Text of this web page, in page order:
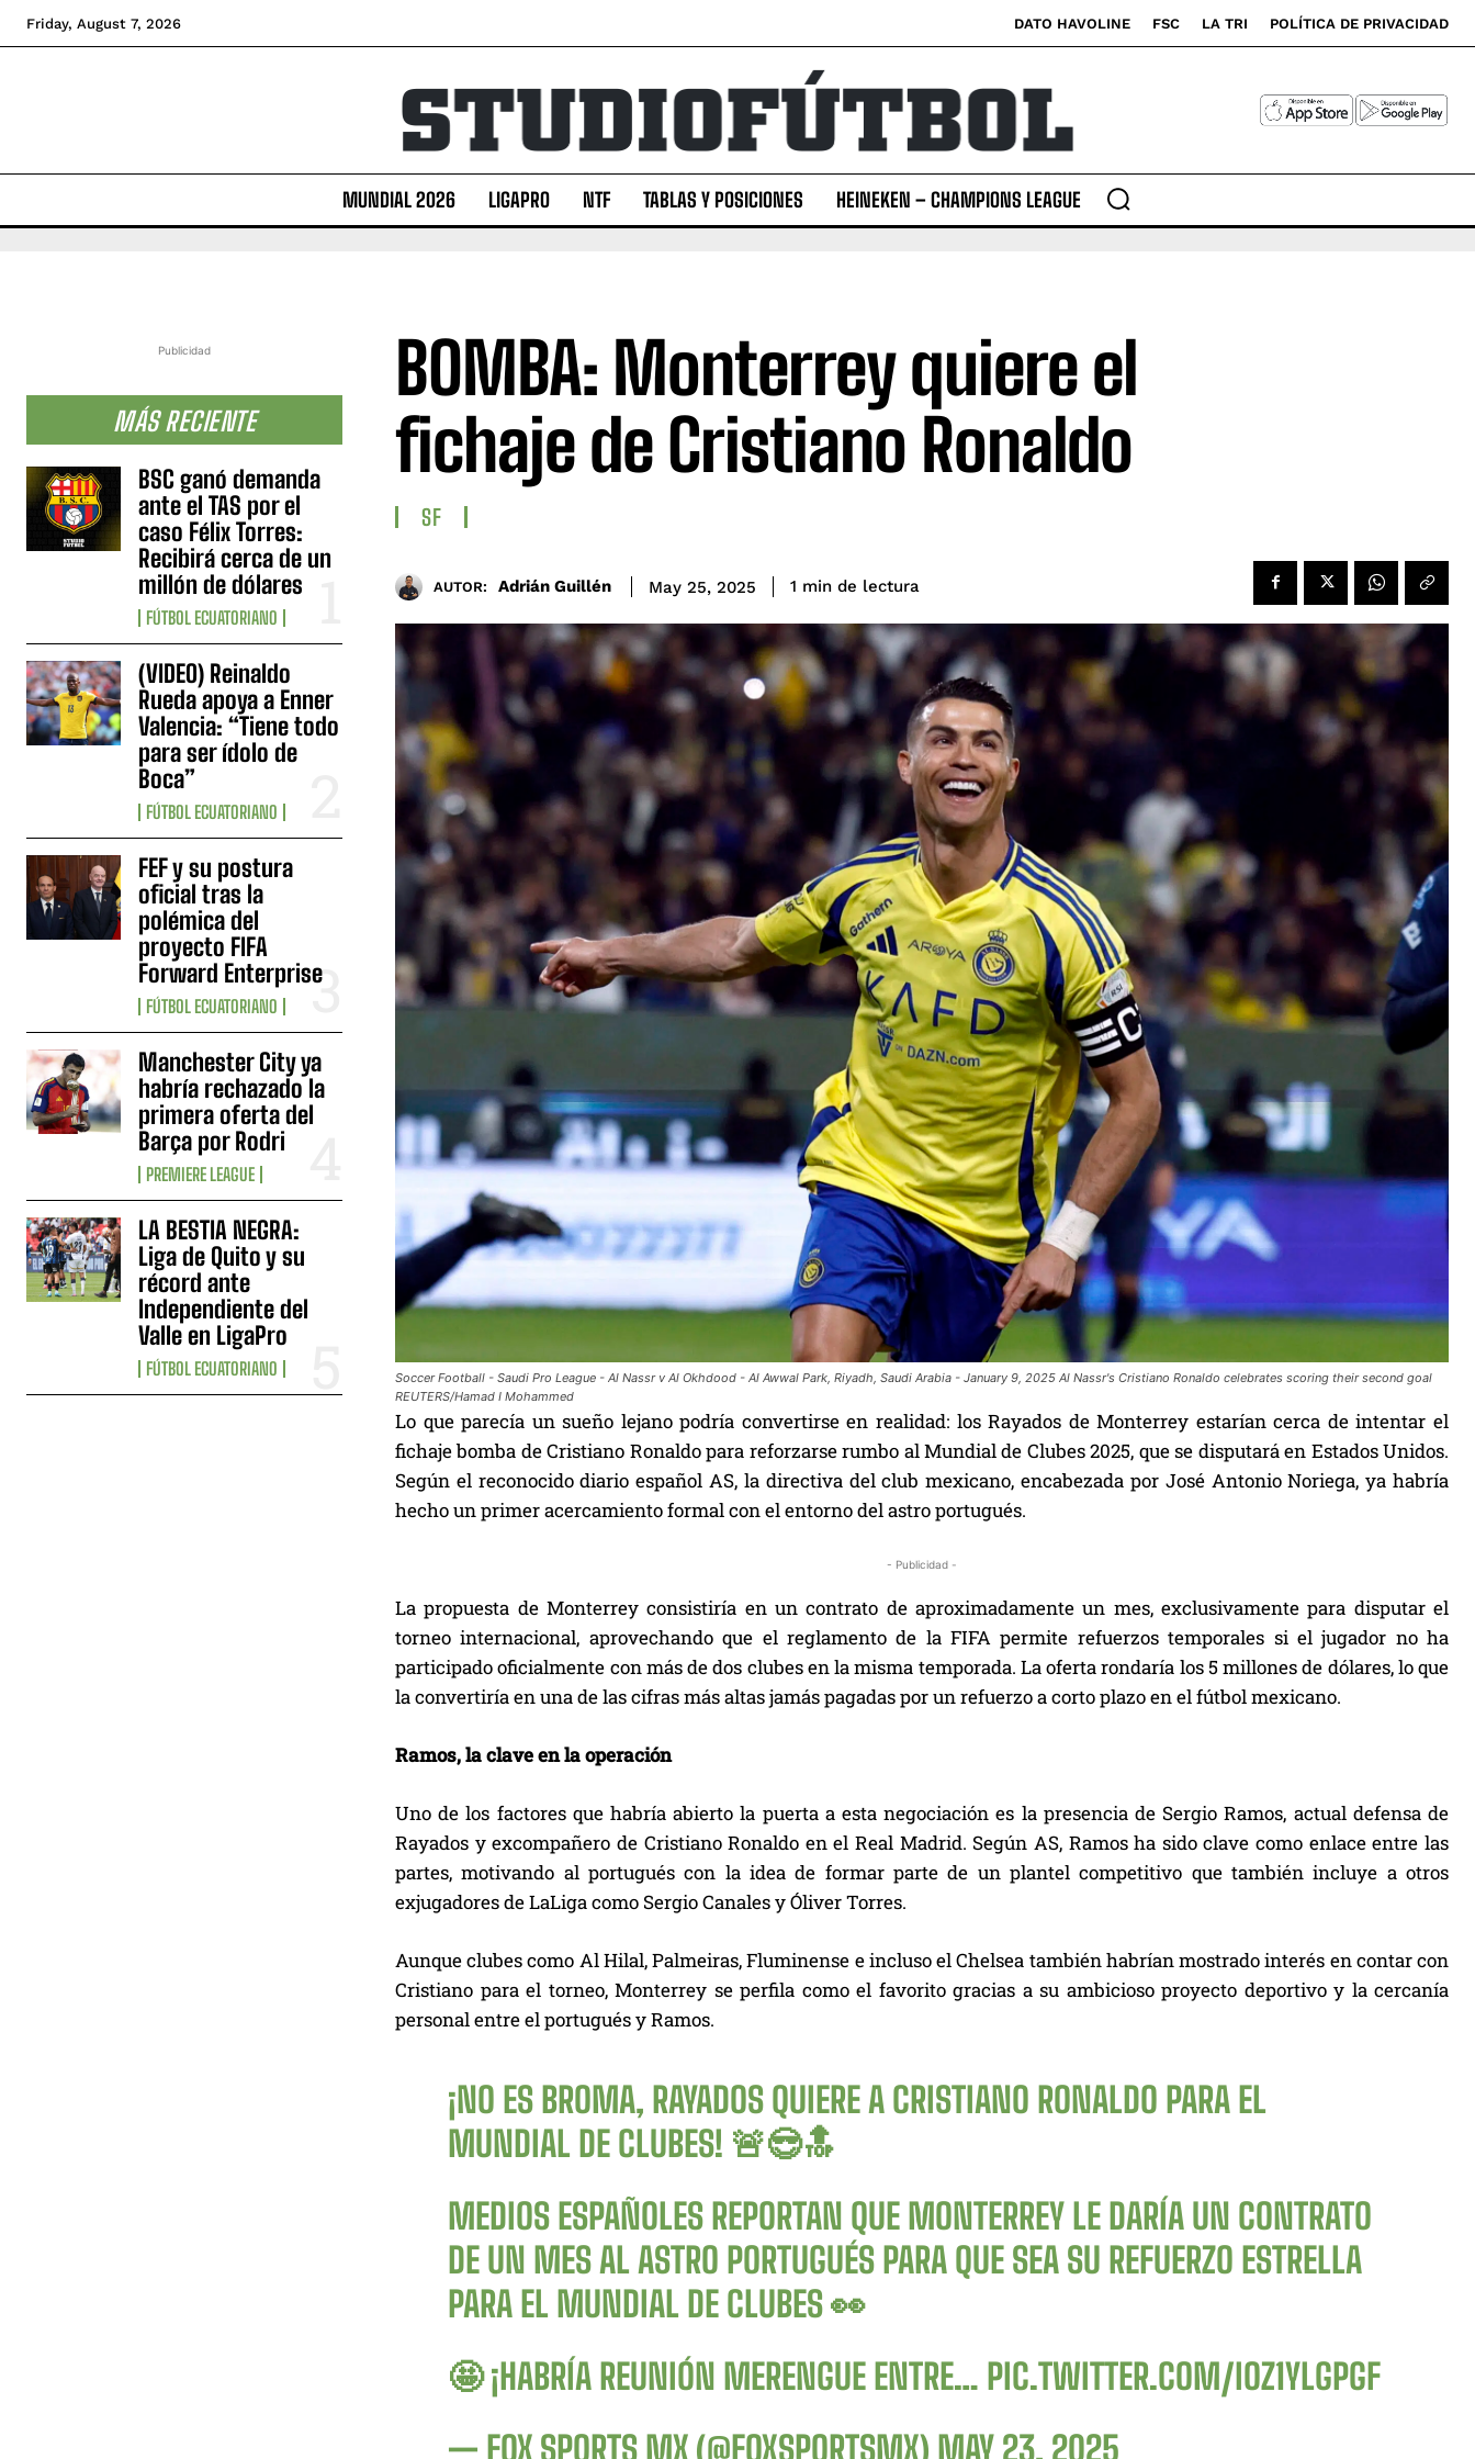
Friday, August 7, 2026 DATO HAVOLINE FSC LA TRI POLÍTICA DE PRIVACIDAD
MUNDIAL 2026 LIGAPRO NTF TABLAS Y POSICIONES HEINEKEN – CHAMPIONS LEAGUE
Publicidad
MÁS RECIENTE
BSC ganó demanda
ante el TAS por el
caso Félix Torres:
Recibirá cerca de un
millón de dólares
FÚTBOL ECUATORIANO
(VIDEO) Reinaldo
Rueda apoya a Enner
Valencia: “Tiene todo
para ser ídolo de
Boca”
FÚTBOL ECUATORIANO
FEF y su postura
oficial tras la
polémica del
proyecto FIFA
Forward Enterprise
FÚTBOL ECUATORIANO
Manchester City ya
habría rechazado la
primera oferta del
Barça por Rodri
PREMIERE LEAGUE
LA BESTIA NEGRA:
Liga de Quito y su
récord ante
Independiente del
Valle en LigaPro
FÚTBOL ECUATORIANO
BOMBA: Monterrey quiere el
fichaje de Cristiano Ronaldo
SF
AUTOR: Adrián Guillén May 25, 2025 1 min de lectura
Soccer Football - Saudi Pro League - Al Nassr v Al Okhdood - Al Awwal Park, Riyadh, Saudi Arabia - January 9, 2025 Al Nassr's Cristiano Ronaldo celebrates scoring their second goal
REUTERS/Hamad I Mohammed
Lo que parecía un sueño lejano podría convertirse en realidad: los Rayados de Monterrey estarían cerca de intentar el
fichaje bomba de Cristiano Ronaldo para reforzarse rumbo al Mundial de Clubes 2025, que se disputará en Estados Unidos.
Según el reconocido diario español AS, la directiva del club mexicano, encabezada por José Antonio Noriega, ya habría
hecho un primer acercamiento formal con el entorno del astro portugués.
- Publicidad -
La propuesta de Monterrey consistiría en un contrato de aproximadamente un mes, exclusivamente para disputar el
torneo internacional, aprovechando que el reglamento de la FIFA permite refuerzos temporales si el jugador no ha
participado oficialmente con más de dos clubes en la misma temporada. La oferta rondaría los 5 millones de dólares, lo que
la convertiría en una de las cifras más altas jamás pagadas por un refuerzo a corto plazo en el fútbol mexicano.
Ramos, la clave en la operación
Uno de los factores que habría abierto la puerta a esta negociación es la presencia de Sergio Ramos, actual defensa de
Rayados y excompañero de Cristiano Ronaldo en el Real Madrid. Según AS, Ramos ha sido clave como enlace entre las
partes, motivando al portugués con la idea de formar parte de un plantel competitivo que también incluye a otros
exjugadores de LaLiga como Sergio Canales y Óliver Torres.
Aunque clubes como Al Hilal, Palmeiras, Fluminense e incluso el Chelsea también habrían mostrado interés en contar con
Cristiano para el torneo, Monterrey se perfila como el favorito gracias a su ambicioso proyecto deportivo y la cercanía
personal entre el portugués y Ramos.
¡NO ES BROMA, RAYADOS QUIERE A CRISTIANO RONALDO PARA EL
MUNDIAL DE CLUBES! 🚨😎🔝
MEDIOS ESPAÑOLES REPORTAN QUE MONTERREY LE DARÍA UN CONTRATO
DE UN MES AL ASTRO PORTUGUÉS PARA QUE SEA SU REFUERZO ESTRELLA
PARA EL MUNDIAL DE CLUBES 👀
🤩 ¡HABRÍA REUNIÓN MERENGUE ENTRE… PIC.TWITTER.COM/IOZ1YLGPGF
— FOX SPORTS MX (@FOXSPORTSMX) MAY 23, 2025